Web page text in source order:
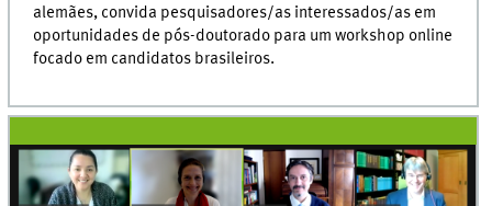
alemães, convida pesquisadores/as interessados/as em
oportunidades de pós-doutorado para um workshop online
focado em candidatos brasileiros.